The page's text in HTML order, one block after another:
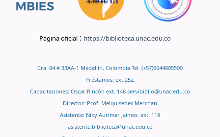
Página oficial : https://biblioteca.unac.edu.co
Cra. 84 # 33AA-1 Medellín, Colombia Tel. (+57)6044805590
Préstamos: ext 252,
Capacitaciones: Oscar Rincón ext. 146 servibiblio@unac.edu.co
Director: Prof. Melquisedec Merchan
Asistente: Niky Aurimar Jaimes ext. 118
asistente.biblioteca@unac.edu.co